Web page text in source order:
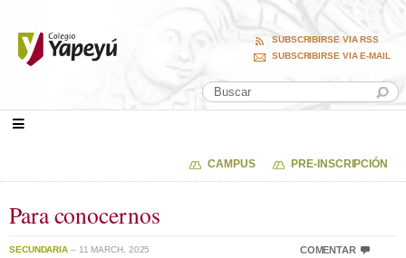
SUBSCRIBIRSE VIA RSS
SUBSCRIBIRSE VIA E-MAIL
CAMPUS PRE-INSCRIPCIÓN
Para conocernos
SECUNDARIA – 11 MARCH, 2025 COMENTAR